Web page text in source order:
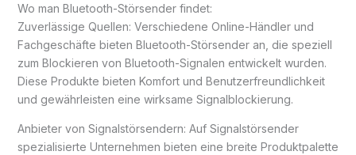
Wo man Bluetooth-Störsender findet:
Zuverlässige Quellen: Verschiedene Online-Händler und
Fachgeschäfte bieten Bluetooth-Störsender an, die speziell
zum Blockieren von Bluetooth-Signalen entwickelt wurden.
Diese Produkte bieten Komfort und Benutzerfreundlichkeit
und gewährleisten eine wirksame Signalblockierung.
Anbieter von Signalstörsendern: Auf Signalstörsender
spezialisierte Unternehmen bieten eine breite Produktpalette